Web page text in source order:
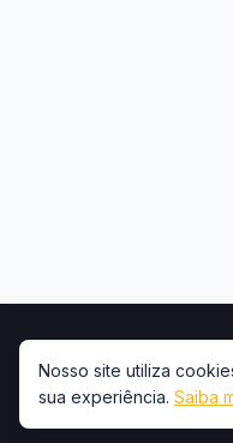
Copyright © 2026
Nosso site utiliza
sua experiência. Saiba